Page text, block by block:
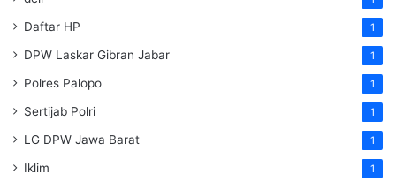
Daftar HP 1
DPW Laskar Gibran Jabar 1
Polres Palopo 1
Sertijab Polri 1
LG DPW Jawa Barat 1
Iklim 1